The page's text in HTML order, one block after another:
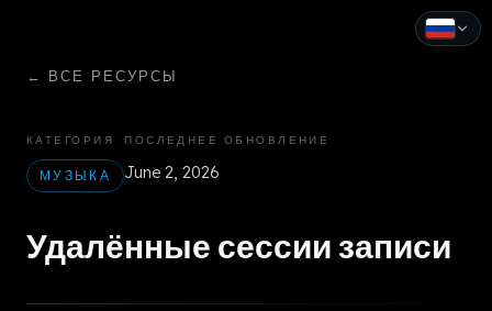
← ВСЕ РЕСУРСЫ
КАТЕГОРИЯ
МУЗЫКА
ПОСЛЕДНЕЕ ОБНОВЛЕНИЕ
June 2, 2026
Удалённые сессии записи